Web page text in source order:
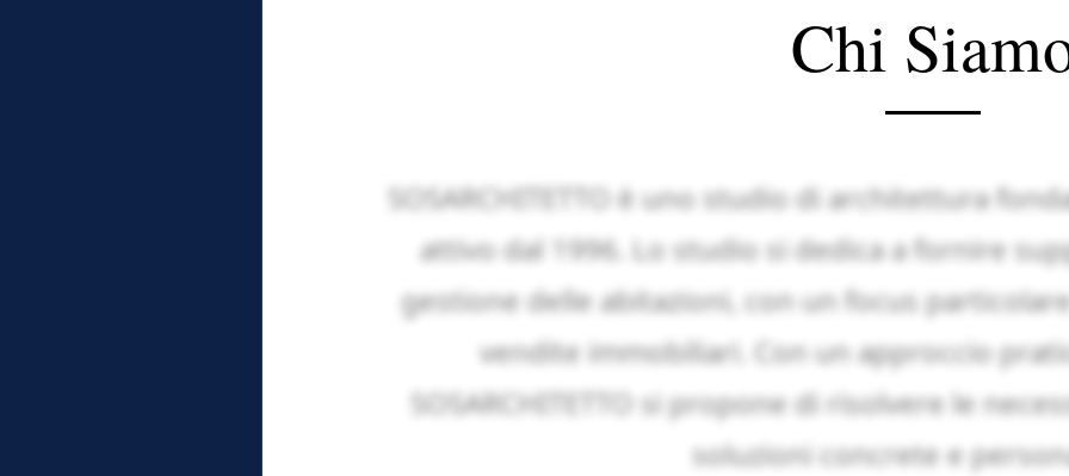
Chi
SOSARCHITETTO è uno studio di architettura
attivo dal 1996. Lo studio si dedica a fornire
gestione delle abitazioni, con un focus
vendite immobiliari. Con un approccio
SOSARCHITETTO si propone di risolvere le
soluzioni concrete e